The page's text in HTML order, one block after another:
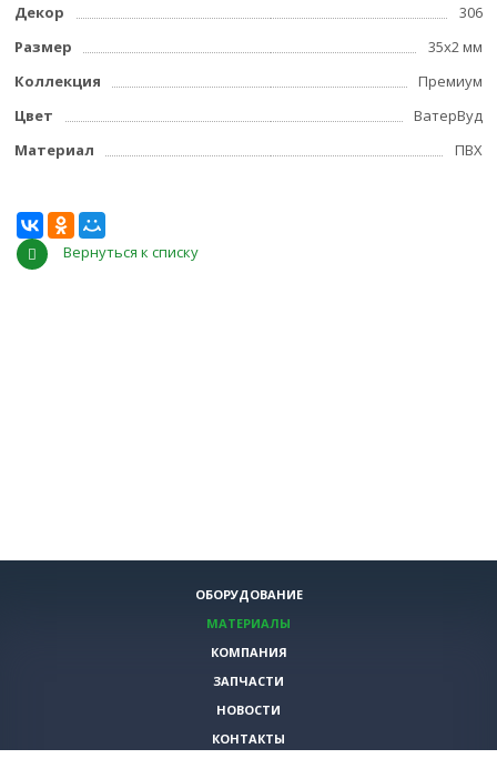
Декор
306
Размер
35x2 мм
Коллекция
Премиум
Цвет
ВатерВуд
Материал
ПВХ
Вернуться к списку
ОБОРУДОВАНИЕ
МАТЕРИАЛЫ
КОМПАНИЯ
ЗАПЧАСТИ
НОВОСТИ
КОНТАКТЫ